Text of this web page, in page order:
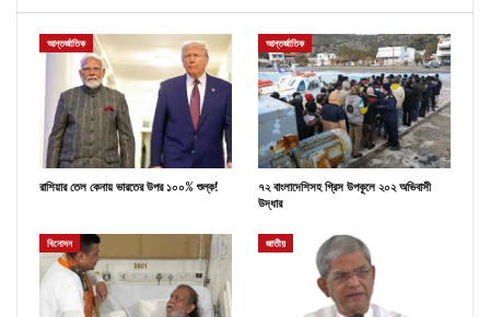
আন্তর্জাতিক
রাশিয়ার তেল কেনায় ভারতের উপর ১০০% শুল্ক!
আন্তর্জাতিক
৭২ বাংলাদেশিসহ গ্রিস উপকূলে ২০২ অভিবাসী
উদ্ধার
বিনোদন জাতীয়